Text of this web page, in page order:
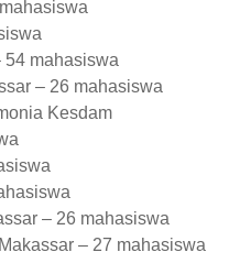
54 mahasiswa
– 26 mahasiswa
Kesdam
– 26 mahasiswa
– 27 mahasiswa